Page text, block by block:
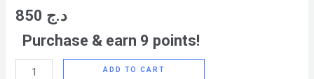
د.ج
Purchase & earn 9 points!
ADD TO CART